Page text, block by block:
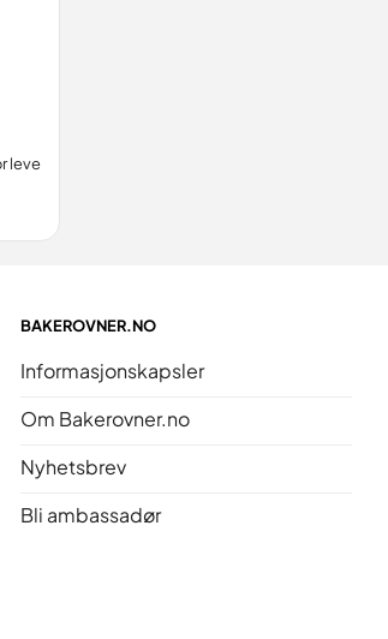
leveringstid).
BAKEROVNER.NO
Informasjonskapsler
Om Bakerovner.no
Nyhetsbrev
Bli ambassadør